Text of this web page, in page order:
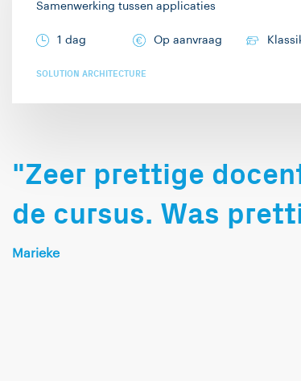
Samenwerking tussen applicaties
1 dag Op aanvraag
SOLUTION ARCHITECTURE
"Zeer prettige
de cursus. Was
Marieke